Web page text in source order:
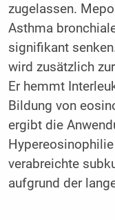
zugelassen.
Asthma
signifikant
wird zusätzlich
Er hemmt
Bildung von
ergibt die
verabreichte
aufgrund der